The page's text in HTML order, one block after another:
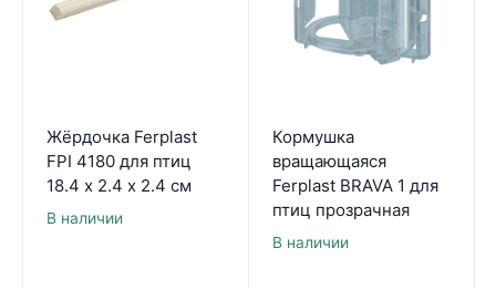
Жёрдочка Ferplast
FPI 4180 для птиц
18.4 х 2.4 х 2.4 см
В наличии
Кормушка
вращающаяся
Ferplast BRAVA 1 для
птиц прозрачная
В наличии